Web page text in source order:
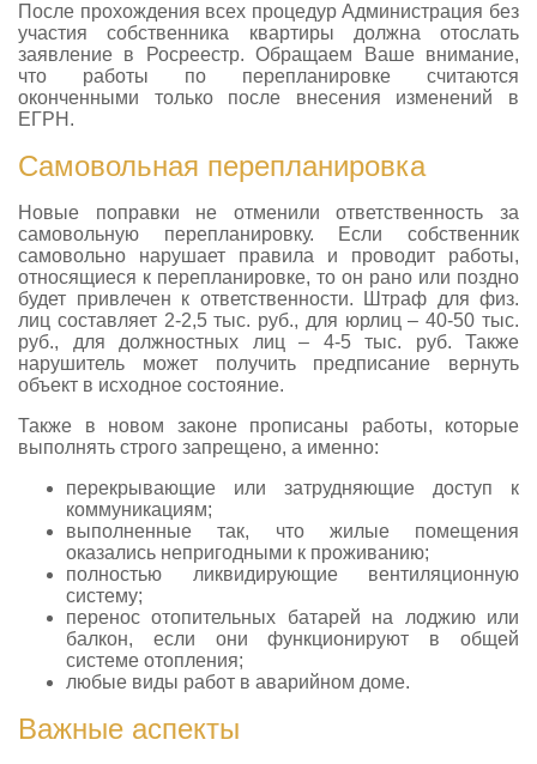
После прохождения всех процедур Администрация без
участия собственника квартиры должна отослать
заявление в Росреестр. Обращаем Ваше внимание,
что работы по перепланировке считаются
оконченными только после внесения изменений в
ЕГРН.
Самовольная перепланировка
Новые поправки не отменили ответственность за
самовольную перепланировку. Если собственник
самовольно нарушает правила и проводит работы,
относящиеся к перепланировке, то он рано или поздно
будет привлечен к ответственности. Штраф для физ.
лиц составляет 2-2,5 тыс. руб., для юрлиц – 40-50 тыс.
руб., для должностных лиц – 4-5 тыс. руб. Также
нарушитель может получить предписание вернуть
объект в исходное состояние.
Также в новом законе прописаны работы, которые
выполнять строго запрещено, а именно:
перекрывающие или затрудняющие доступ к
коммуникациям;
выполненные так, что жилые помещения
оказались непригодными к проживанию;
полностью ликвидирующие вентиляционную
систему;
перенос отопительных батарей на лоджию или
балкон, если они функционируют в общей
системе отопления;
любые виды работ в аварийном доме.
Важные аспекты